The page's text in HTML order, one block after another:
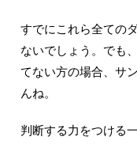
すでにこれら全ての
ないでしょう。でも
てない方の場合、サ
んね。
判断する力をつける